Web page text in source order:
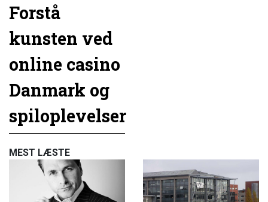
Forstå
kunsten ved
online casino
Danmark og
spiloplevelser
MEST LÆSTE